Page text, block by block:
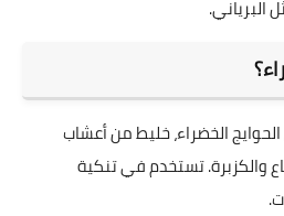
الخضراء، خليط من أعشاب
والكزبرة. تستخدم في تنكية